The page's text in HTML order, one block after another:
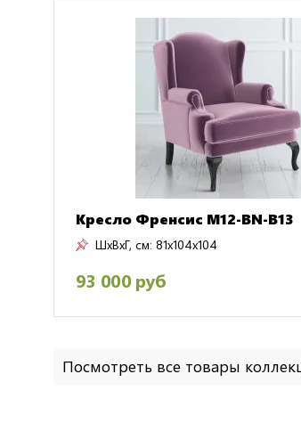
Кресло Френсис M12-BN-B13
ШxВxГ, см: 81x104x104
93 000 руб
Посмотреть все товары